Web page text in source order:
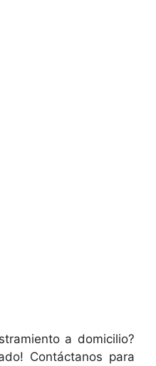
a domicilio?
Contáctanos para